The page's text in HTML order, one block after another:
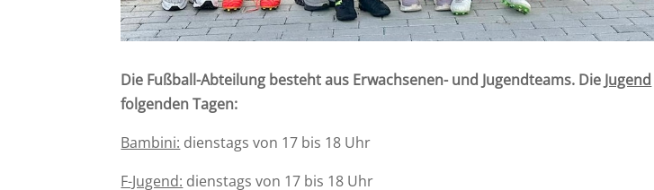
Die Fußball-Abteilung besteht aus Erwachsenen- und Jugendteams. Die Jugend
folgenden Tagen:
Bambini: dienstags von 17 bis 18 Uhr
F-Jugend: dienstags von 17 bis 18 Uhr